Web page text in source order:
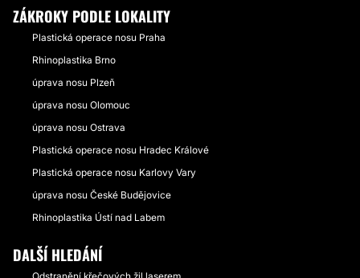
ZÁKROKY PODLE LOKALITY
Plastická operace nosu Praha
Rhinoplastika Brno
úprava nosu Plzeň
úprava nosu Olomouc
úprava nosu Ostrava
Plastická operace nosu Hradec Králové
Plastická operace nosu Karlovy Vary
úprava nosu České Budějovice
Rhinoplastika Ústí nad Labem
DALŠÍ HLEDÁNÍ